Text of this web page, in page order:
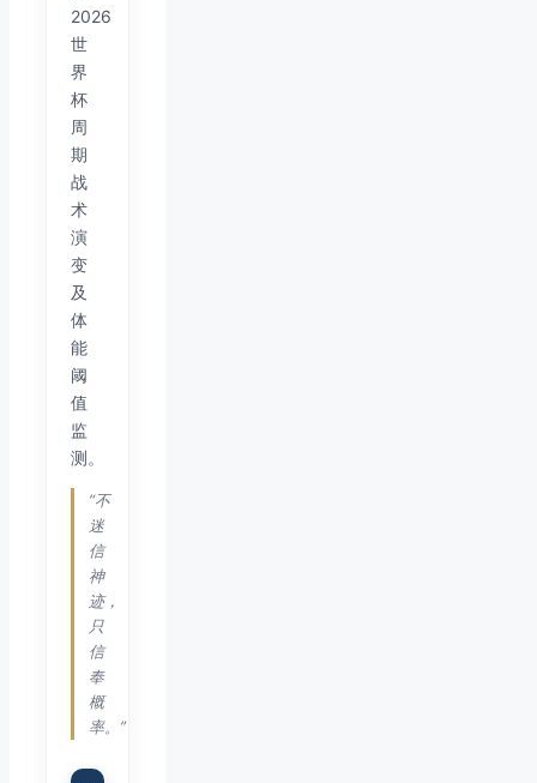
2026
世
界
杯
周
期
战
术
演
变
及
体
能
阈
值
监
测。
“不
迷
信
神
迹，
只
信
奉
概
率。”